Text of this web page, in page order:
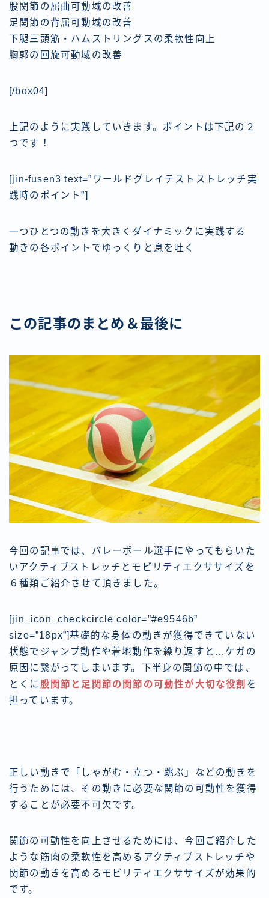
股関節の屈曲可動域の改善
足関節の背屈可動域の改善
下腿三頭筋・ハムストリングスの柔軟性向上
胸郭の回旋可動域の改善
[/box04]
上記のように実践していきます。ポイントは下記の２
つです！
[jin-fusen3 text=”ワールドグレイテストストレッチ実
践時のポイント”]
一つひとつの動きを大きくダイナミックに実践する
動きの各ポイントでゆっくりと息を吐く
この記事のまとめ＆最後に
今回の記事では、バレーボール選手にやってもらいた
いアクティブストレッチとモビリティエクササイズを
６種類ご紹介させて頂きました。
[jin_icon_checkcircle color=”#e9546b”
size=”18px”]基礎的な身体の動きが獲得できていない
状態でジャンプ動作や着地動作を繰り返すと…ケガの
原因に 繋がってしまいます。下半身の関節の中では、
とくに 股関節と足関節の関節の可動性が大切な役割 を
担っています。
正しい動きで「しゃがむ・立つ・跳ぶ」などの動きを
行うためには、 その動きに必要な関節の可動性を獲得
することが必要不可欠です。
関節の可動性を向上させるためには、今回ご紹介した
ような筋肉の柔軟性を高めるアクティブストレッチや
関節の動きを高めるモビリティエクササイズが効果的
です。